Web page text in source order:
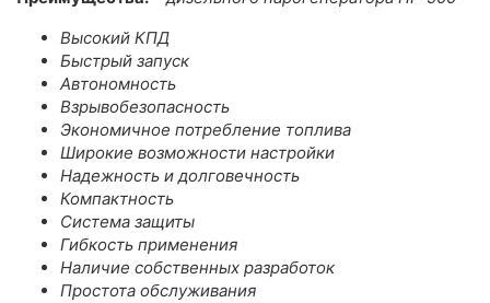
Высокий КПД
Быстрый запуск
Автономность
Взрывобезопасность
Экономичное потребление топлива
Широкие возможности настройки
Надежность и долговечность
Компактность
Система защиты
Гибкость применения
Наличие собственных разработок
Простота обслуживания